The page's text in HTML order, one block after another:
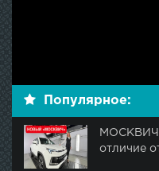
Популярное:
МОСКВИЧ!
отличие